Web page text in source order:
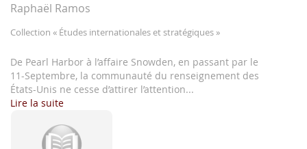
d'image
Raphaël Ramos
Collection « Études internationales et stratégiques »
De Pearl Harbor à l’affaire Snowden, en passant par le
11-Septembre, la communauté du renseignement des
États-Unis ne cesse d’attirer l’attention...
Lire la suite